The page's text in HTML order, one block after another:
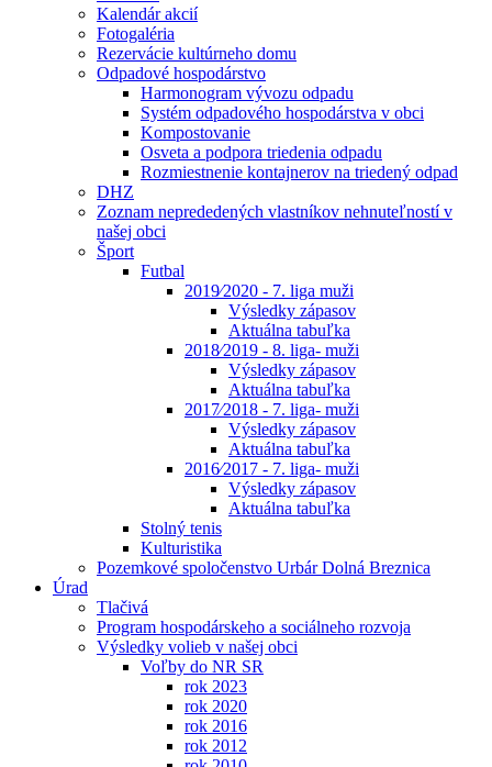
Kalendár akcií
Fotogaléria
Rezervácie kultúrneho domu
Odpadové hospodárstvo
Harmonogram vývozu odpadu
Systém odpadového hospodárstva v obci
Kompostovanie
Osveta a podpora triedenia odpadu
Rozmiestnenie kontajnerov na triedený odpad
DHZ
Zoznam neprededených vlastníkov nehnuteľností v
našej obci
Šport
Futbal
2019⁄2020 - 7. liga muži
Výsledky zápasov
Aktuálna tabuľka
2018⁄2019 - 8. liga- muži
Výsledky zápasov
Aktuálna tabuľka
2017⁄2018 - 7. liga- muži
Výsledky zápasov
Aktuálna tabuľka
2016⁄2017 - 7. liga- muži
Výsledky zápasov
Aktuálna tabuľka
Stolný tenis
Kulturistika
Pozemkové spoločenstvo Urbár Dolná Breznica
Úrad
Tlačivá
Program hospodárskeho a sociálneho rozvoja
Výsledky volieb v našej obci
Voľby do NR SR
rok 2023
rok 2020
rok 2016
rok 2012